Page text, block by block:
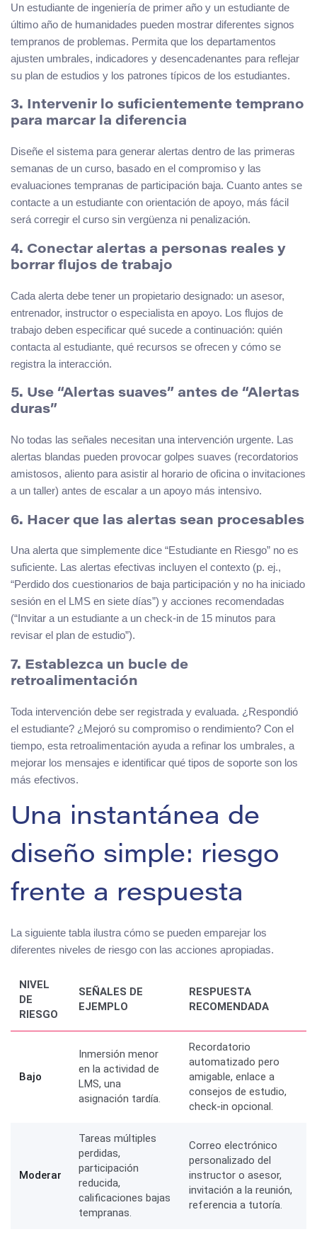
Un estudiante de ingeniería de primer año y un estudiante de
último año de humanidades pueden mostrar diferentes signos
tempranos de problemas. Permita que los departamentos
ajusten umbrales, indicadores y desencadenantes para reflejar
su plan de estudios y los patrones típicos de los estudiantes.
3. Intervenir lo suficientemente temprano
para marcar la diferencia
Diseñe el sistema para generar alertas dentro de las primeras
semanas de un curso, basado en el compromiso y las
evaluaciones tempranas de participación baja. Cuanto antes se
contacte a un estudiante con orientación de apoyo, más fácil
será corregir el curso sin vergüenza ni penalización.
4. Conectar alertas a personas reales y
borrar flujos de trabajo
Cada alerta debe tener un propietario designado: un asesor,
entrenador, instructor o especialista en apoyo. Los flujos de
trabajo deben especificar qué sucede a continuación: quién
contacta al estudiante, qué recursos se ofrecen y cómo se
registra la interacción.
5. Use “Alertas suaves” antes de “Alertas
duras”
No todas las señales necesitan una intervención urgente. Las
alertas blandas pueden provocar golpes suaves (recordatorios
amistosos, aliento para asistir al horario de oficina o invitaciones
a un taller) antes de escalar a un apoyo más intensivo.
6. Hacer que las alertas sean procesables
Una alerta que simplemente dice “Estudiante en Riesgo” no es
suficiente. Las alertas efectivas incluyen el contexto (p. ej.,
“Perdido dos cuestionarios de baja participación y no ha iniciado
sesión en el LMS en siete días”) y acciones recomendadas
(“Invitar a un estudiante a un check-in de 15 minutos para
revisar el plan de estudio”).
7. Establezca un bucle de
retroalimentación
Toda intervención debe ser registrada y evaluada. ¿Respondió
el estudiante? ¿Mejoró su compromiso o rendimiento? Con el
tiempo, esta retroalimentación ayuda a refinar los umbrales, a
mejorar los mensajes e identificar qué tipos de soporte son los
más efectivos.
Una instantánea de
diseño simple: riesgo
frente a respuesta
La siguiente tabla ilustra cómo se pueden emparejar los
diferentes niveles de riesgo con las acciones apropiadas.
NIVEL
DE
RIESGO
SEÑALES DE
EJEMPLO
RESPUESTA
RECOMENDADA
Bajo
Inmersión menor
en la actividad de
LMS, una
asignación tardía.
Recordatorio
automatizado pero
amigable, enlace a
consejos de estudio,
check-in opcional.
Moderar
Tareas múltiples
perdidas,
participación
reducida,
calificaciones bajas
tempranas.
Correo electrónico
personalizado del
instructor o asesor,
invitación a la reunión,
referencia a tutoría.